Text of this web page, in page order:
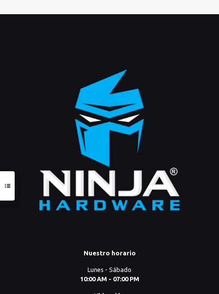
Nuestro horario
Lunes - Sábado
10:00 AM - 07:00 PM